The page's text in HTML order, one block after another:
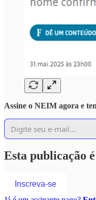
Assine o NEIM agora e
Esta publicação
Inscreva-se